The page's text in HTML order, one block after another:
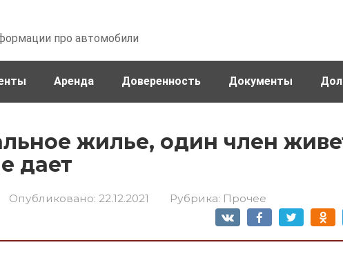
про автомобили
Аренда Доверенность Документы
жилье, один член
дает
Опубликовано: 22.12.2021 Рубрика: Прочее